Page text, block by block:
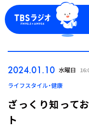
ログイン
2024.01.10 水曜日
ライフスタイル・健康
ざっくり知って
ト